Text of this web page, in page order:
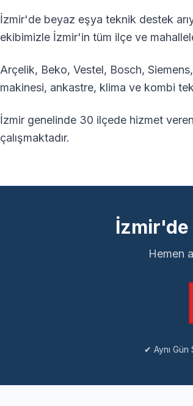
İzmir'de beyaz eşya teknik destek
ekibimizle İzmir'in tüm ilçe ve
Arçelik, Beko, Vestel, Bosch,
makinesi, ankastre, klima ve kombi
İzmir genelinde 30 ilçede hizmet
çalışmaktadır.
İzmir'de
Hemen
✔ Aynı Gün